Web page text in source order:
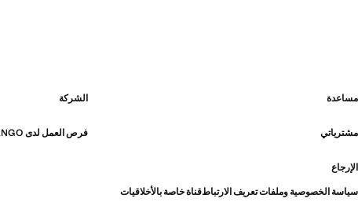
مساعدة الشركة
مشترياتي فرص العمل لدى MANGO
الإرجاع
سياسة الخصوصية وملفات تعريف الارتباطقناة خاصة بالأخلاقيات